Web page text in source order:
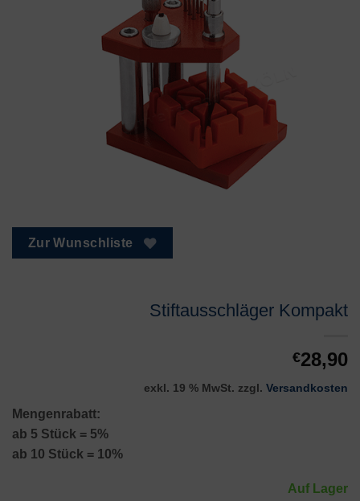
Zur Wunschliste
Stiftausschläger Kompakt
€28,90
exkl. 19 % MwSt. zzgl. Versandkosten
Mengenrabatt:
ab 5 Stück = 5%
ab 10 Stück = 10%
Auf Lager